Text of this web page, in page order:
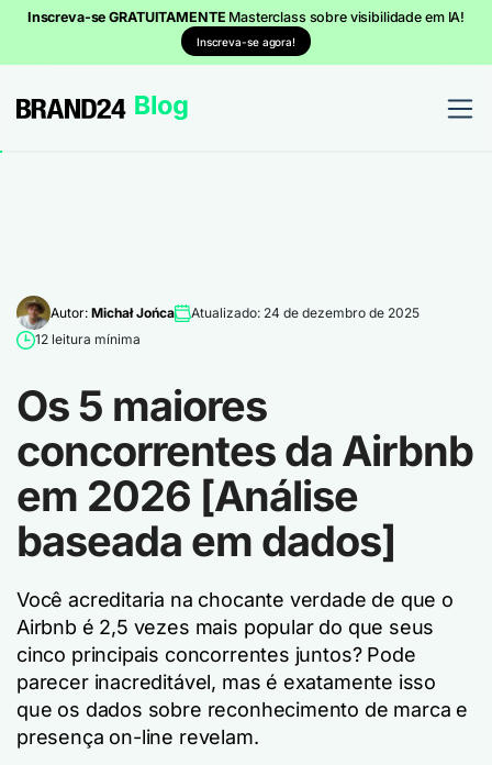
Inscreva-se GRATUITAMENTE Masterclass sobre visibilidade em IA!
Inscreva-se agora!
Autor: Michał Jońca
Atualizado: 24 de dezembro de 2025
12 leitura mínima
Os 5 maiores
concorrentes da Airbnb
em 2026 [Análise
baseada em dados]
Você acreditaria na chocante verdade de que o
Airbnb é 2,5 vezes mais popular do que seus
cinco principais concorrentes juntos? Pode
parecer inacreditável, mas é exatamente isso
que os dados sobre reconhecimento de marca e
presença on-line revelam.